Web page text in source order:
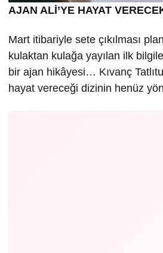
AJAN ALİ’YE HAYAT
Mart itibariyle sete çıkılması
kulaktan kulağa yayılan ilk
bir ajan hikâyesi… Kıvanç
hayat vereceği dizinin henüz